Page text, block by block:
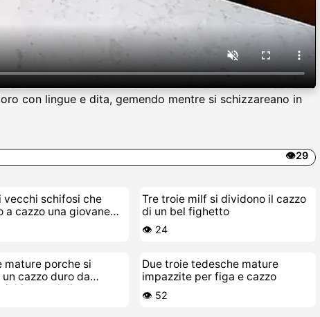
con lingue e dita, gemendo mentre si schizzareano in
👁️29
vecchi schifosi che
a cazzo una giovane
Tre troie milf si dividono il cazzo
di un bel fighetto
👁️ 24
mature porche si
cazzo duro da
sul divano
Due troie tedesche mature
impazzite per figa e cazzo
👁️ 52